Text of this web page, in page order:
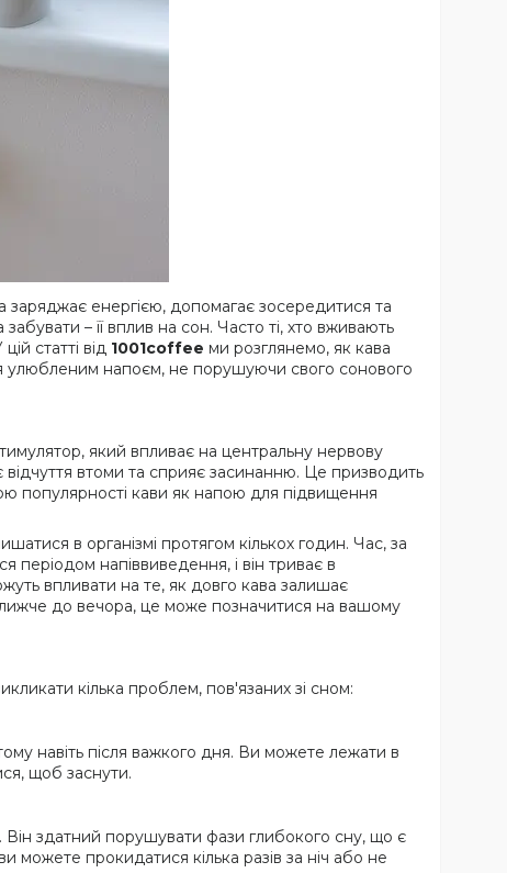
заряджає енергією, допомагає зосередитися та
– її вплив на сон. Часто ті, хто вживають
статті від 1001coffee ми розглянемо, як кава
улюбленим напоєм, не порушуючи свого сонового
який впливає на центральну нервову
відчуття втоми та сприяє засинанню. Це призводить
популярності кави як напою для підвищення
в організмі протягом кількох годин. Час, за
періодом напіввиведення, і він триває в
впливати на те, як довго кава залишає
до вечора, це може позначитися на вашому
кілька проблем, пов'язаних зі сном:
навіть після важкого дня. Ви можете лежати в
щоб заснути.
Він здатний порушувати фази глибокого сну, що є
прокидатися кілька разів за ніч або не